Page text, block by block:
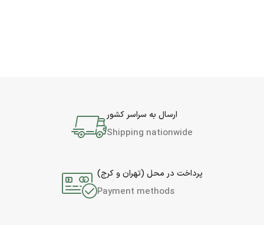
ارسال به سراسر کشور
Shipping nationwide
پرداخت در محل (تهران و کرج)
Payment methods